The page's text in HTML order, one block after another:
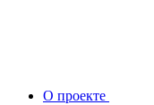
О проекте